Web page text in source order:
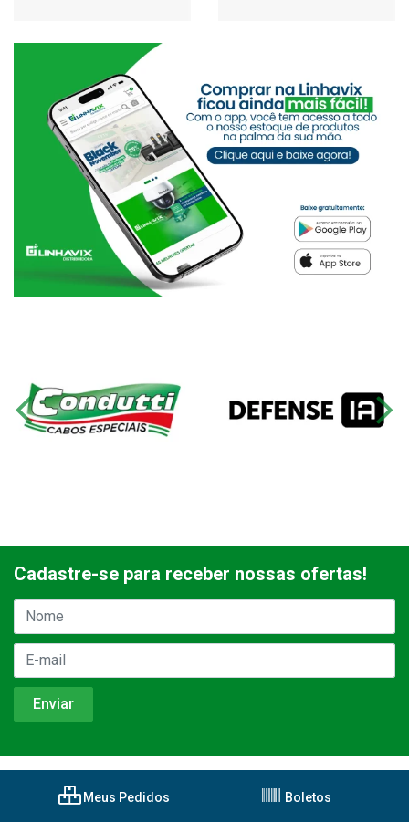
Cadastre-se para receber nossas ofertas!
Meus Pedidos Boletos